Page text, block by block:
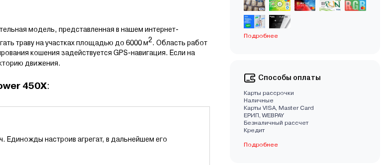
модель, представленная в нашем интернет-
траву на участках площадью до 6000 м2. Область работ
кошения задействуется GPS-навигация. Если на
движения.
450X:
Единожды настроив агрегат, в дальнейшем его
Подробнее
Способы оплаты
Карты рассрочки
Наличные
Карты VISA, Master Card
EРИП, WEBPAY
Безналичный рассчет
Кредит
Подробнее